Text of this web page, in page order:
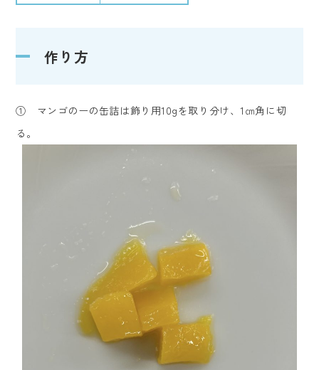
作り方
① マンゴのーの缶詰は飾り用10gを取り分け、1㎝角に切
る。